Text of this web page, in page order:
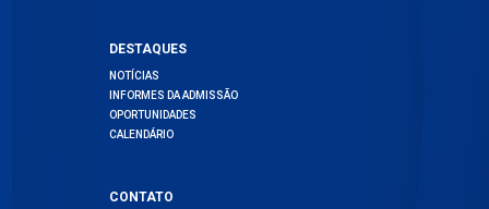
DESTAQUES
NOTÍCIAS
INFORMES DA ADMISSÃO
OPORTUNIDADES
CALENDÁRIO
CONTATO